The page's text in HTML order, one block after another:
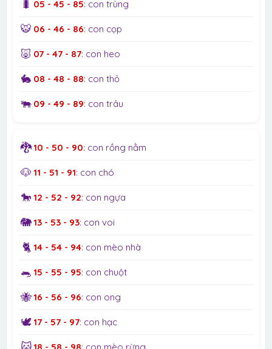
🐛 05 - 45 - 85: con trùng
🐯 06 - 46 - 86: con cọp
🐷 07 - 47 - 87: con heo
🐇 08 - 48 - 88: con thỏ
🐃 09 - 49 - 89: con trâu
🐉10 - 50 - 90: con rồng nằm
🐶 11 - 51 - 91: con chó
🐎 12 - 52 - 92: con ngựa
🐘13 - 53 - 93: con voi
🐈 14 - 54 - 94: con mèo nhà
🐀 15 - 55 - 95: con chuột
🐝16 - 56 - 96: con ong
🕊️17 - 57 - 97: con hạc